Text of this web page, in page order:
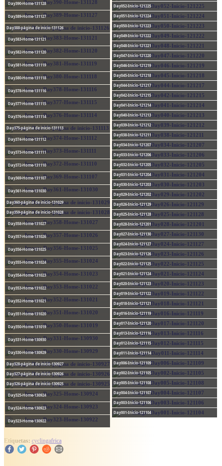
Day390-Home-131128
Day389-Home-131127
Day388-página de inicio-131126
Day383-Home-131121
Day382-Home-131120
Day381-Home-131119
Day380-Home-131118
Day378-Home-131116
Day377-Home-131115
Day376-Home-131114
Day375-página de inicio-131113
Day374-Home-131112
Day373-Home-131111
Day372-Home-131110
Day369-Home-131107
Day361-Home-131030
Day360-página de inicio-131029
Day359-página de inicio-131028
Day358-Home-131027
Day357-Home-131026
Day356-Home-131025
Day355-Home-131024
Day354-Home-131023
Day353-Home-131022
Day352-Home-131021
Day351-Home-131020
Day350-Home-131019
Day331-Home-130930
Day330-Home-130929
Day328-página de inicio-130927
Day327-página de inicio-130926
Day326-página de inicio-130925
Day325-Home-130924
Day324-Home-130923
Day323-Home-130922
Day052-Inicio-121225
Day051-Inicio-121224
Day050-Inicio-121223
Day049-Inicio-121222
Day048-Inicio-121221
Day047-Inicio-121220
Day046-Inicio-121219
Day045-Inicio-121218
Day044-Inicio-121217
Day042-Inicio-121215
Day041-Inicio-121214
Day040-Inicio-121213
Day039-Inicio-121212
Day038-Inicio-121211
Day034-Inicio-121207
Day033-Inicio-121206
Day032-Inicio-121205
Day031-Inicio-121204
Day030-Inicio-121203
Day029-Inicio-121202
Day026-Inicio-121129
Day025-Inicio-121128
Day028-Inicio-121201
Day027-Inicio-121130
Day024-Inicio-121127
Day023-Inicio-121126
Day022-Inicio-121125
Day021-Inicio-121124
Day020-Inicio-121123
Day019-Inicio-121122
Day018-Inicio-121121
Day016-Inicio-121119
Day017-Inicio-121120
Day013-Inicio-121116
Day012-Inicio-121115
Day011-Inicio-121114
Day006-Inicio-121109
Day002-Inicio-121105
Day005-Inicio-121108
Day004-Inicio-121107
Day003-Inicio-121106
Day001-Inicio-121104
Etiquetas: cyclingafrica